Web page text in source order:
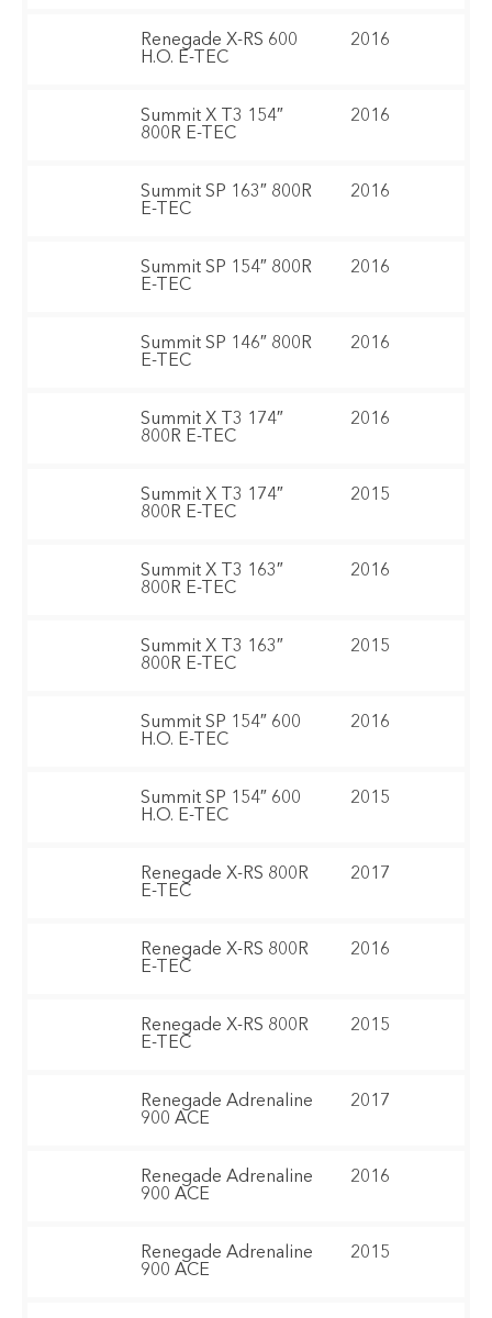
Renegade X-RS 600
H.O. E-TEC
2016
Summit X T3 154″
800R E-TEC
2016
Summit SP 163″ 800R
E-TEC
2016
Summit SP 154″ 800R
E-TEC
2016
Summit SP 146″ 800R
E-TEC
2016
Summit X T3 174″
800R E-TEC
2016
Summit X T3 174″
800R E-TEC
2015
Summit X T3 163″
800R E-TEC
2016
Summit X T3 163″
800R E-TEC
2015
Summit SP 154″ 600
H.O. E-TEC
2016
Summit SP 154″ 600
H.O. E-TEC
2015
Renegade X-RS 800R
E-TEC
2017
Renegade X-RS 800R
E-TEC
2016
Renegade X-RS 800R
E-TEC
2015
Renegade Adrenaline
900 ACE
2017
Renegade Adrenaline
900 ACE
2016
Renegade Adrenaline
900 ACE
2015